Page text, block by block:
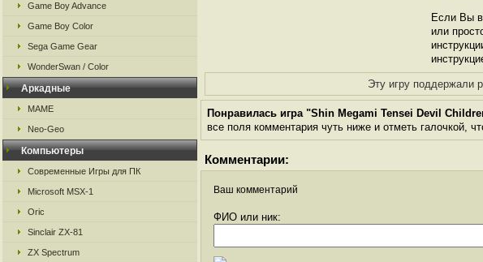
Game Boy Advance
Game Boy Color
Sega Game Gear
WonderSwan / Color
Аркадные
MAME
Neo-Geo
Компьютеры
Современные Игры для ПК
Microsoft MSX-1
Oric
Sinclair ZX-81
ZX Spectrum
Если Вы
или
Эту игру поддержали
Понравилась игра "Shin Megami Tensei Devil
все поля комментария чуть ниже и отметь галочкой,
Комментарии:
Ваш комментарий
ФИО или ник: